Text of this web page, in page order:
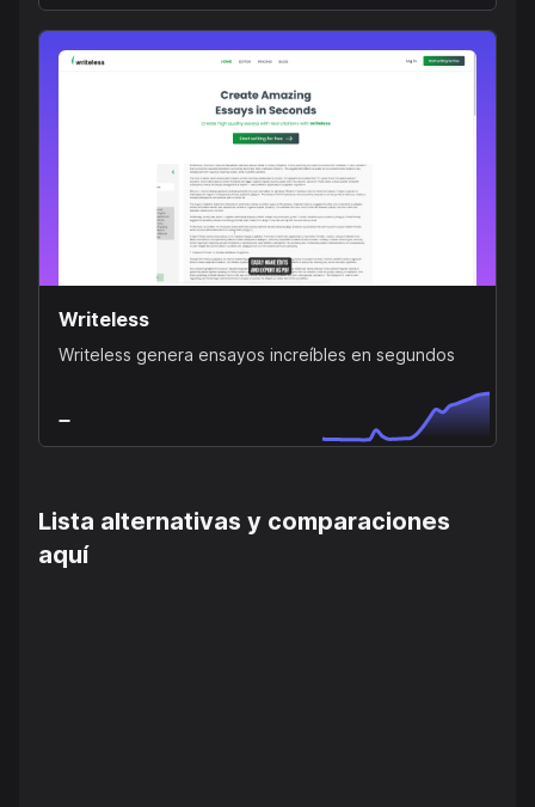
Writeless
Writeless genera ensayos increíbles en segundos
Lista alternativas y comparaciones
aquí